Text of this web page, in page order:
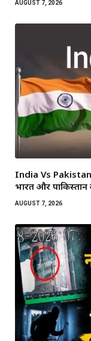
AUGUST 7, 2026
India Vs
भारत और
AUGUST 7, 2026